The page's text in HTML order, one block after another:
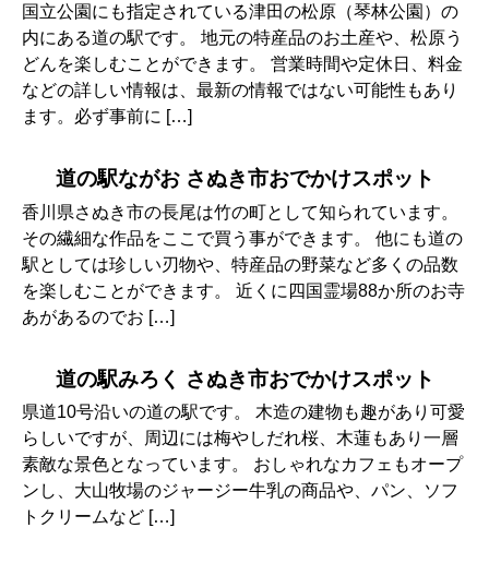
国立公園にも指定されている津田の松原（琴林公園）の
内にある道の駅です。 地元の特産品のお土産や、松原う
どんを楽しむことができます。 営業時間や定休日、料金
などの詳しい情報は、最新の情報ではない可能性もあり
ます。必ず事前に […]
道の駅ながお さぬき市おでかけスポット
香川県さぬき市の長尾は竹の町として知られています。
その繊細な作品をここで買う事ができます。 他にも道の
駅としては珍しい刃物や、特産品の野菜など多くの品数
を楽しむことができます。 近くに四国霊場88か所のお寺
あがあるのでお […]
道の駅みろく さぬき市おでかけスポット
県道10号沿いの道の駅です。 木造の建物も趣があり可愛
らしいですが、周辺には梅やしだれ桜、木蓮もあり一層
素敵な景色となっています。 おしゃれなカフェもオープ
ンし、大山牧場のジャージー牛乳の商品や、パン、ソフ
トクリームなど […]